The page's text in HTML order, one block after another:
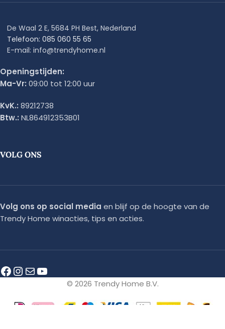
De Waal 2 E, 5684 PH Best, Nederland
Telefoon: 085 060 55 65
E-mail: info@trendyhome.nl
Openingstijden:
Ma-Vr: 09:00 tot 12:00 uur
KvK.: 89212738
Btw.: NL864912353B01
VOLG ONS
Volg ons op social media en blijf op de hoogte van de
Trendy Home winacties, tips en acties.
© 2026 Trendy Home B.V.